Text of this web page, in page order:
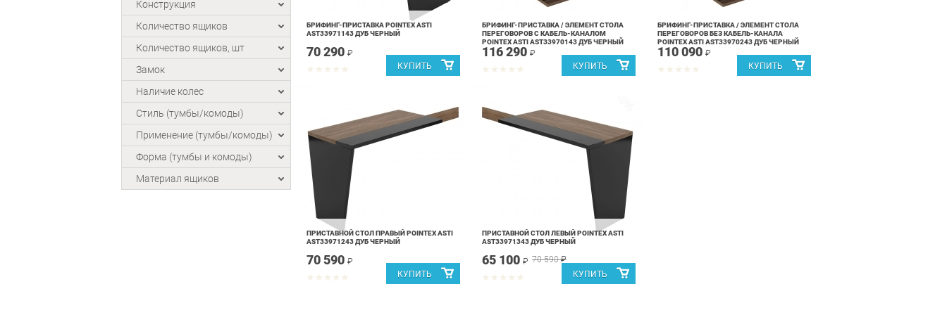
Конструкция
Количество ящиков
Количество ящиков, шт
Замок
Наличие колес
Стиль (тумбы/комоды)
Применение (тумбы/комоды)
Форма (тумбы и комоды)
Материал ящиков
БРИФИНГ-ПРИСТАВКА POINTEX ASTI
AST33971143 ДУБ ЧЕРНЫЙ
70 290 ₽
БРИФИНГ-ПРИСТАВКА / ЭЛЕМЕНТ СТОЛА
ПЕРЕГОВОРОВ С КАБЕЛЬ-КАНАЛОМ
POINTEX ASTI AST33970143 ДУБ ЧЕРНЫЙ
116 290 ₽
БРИФИНГ-ПРИСТАВКА / ЭЛЕМЕНТ СТОЛА
ПЕРЕГОВОРОВ БЕЗ КАБЕЛЬ-КАНАЛА
POINTEX ASTI AST33970243 ДУБ ЧЕРНЫЙ
110 090 ₽
ПРИСТАВНОЙ СТОЛ ПРАВЫЙ POINTEX ASTI
AST33971243 ДУБ ЧЕРНЫЙ
70 590 ₽
ПРИСТАВНОЙ СТОЛ ЛЕВЫЙ POINTEX ASTI
AST33971343 ДУБ ЧЕРНЫЙ
65 100 ₽ 70 590₽